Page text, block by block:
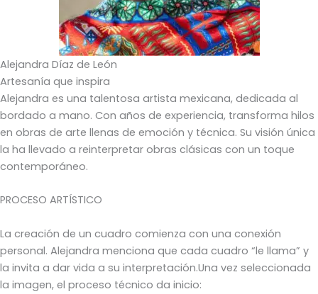
Alejandra Díaz de León
Artesanía que inspira
Alejandra es una talentosa artista mexicana, dedicada al
bordado a mano. Con años de experiencia, transforma hilos
en obras de arte llenas de emoción y técnica. Su visión única
la ha llevado a reinterpretar obras clásicas con un toque
contemporáneo.
PROCESO ARTÍSTICO
La creación de un cuadro comienza con una conexión
personal. Alejandra menciona que cada cuadro “le llama” y
la invita a dar vida a su interpretación.Una vez seleccionada
la imagen, el proceso técnico da inicio: